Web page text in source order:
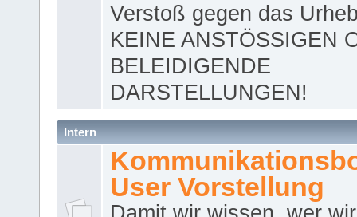
Verstoß gegen das
KEINE ANSTÖSSIGEN
BELEIDIGENDE
DARSTELLUNGEN!
Intern
User Vorstellung